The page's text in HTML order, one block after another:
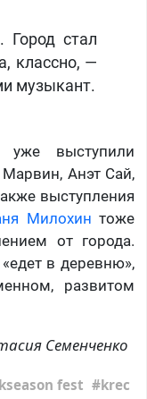
стал
классно, —
музыкант.
выступили
Анэт Сай,
выступления
Милохин тоже
от города.
в деревню»,
развитом
Семенченко
fest krec